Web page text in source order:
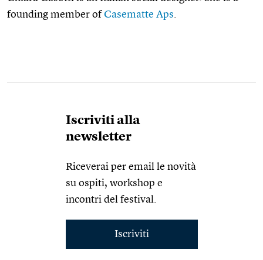
founding member ofCasematte Aps.
Iscriviti alla
newsletter
Riceverai per email le novità
su ospiti, workshop e
incontri del festival.
Iscriviti